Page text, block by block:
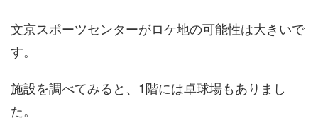
文京スポーツセンターがロケ地の可能性は大きいで
す。
施設を調べてみると、1階には卓球場もありまし
た。